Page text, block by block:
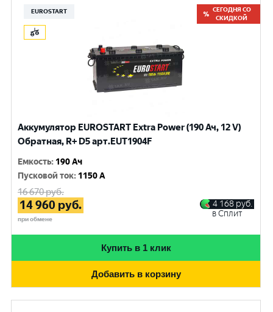
EUROSTART
СЕГОДНЯ СО
СКИДКОЙ
Аккумулятор EUROSTART Extra Power (190 Ач, 12 V)
Обратная, R+ D5 арт.EUT1904F
Емкость: 190 Ач
Пусковой ток: 1150 A
16 670руб.
14 960 руб.
при обмене
4 168 руб.
в Сплит
Купить в 1 клик
Добавить в корзину